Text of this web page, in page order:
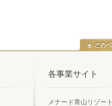
各事業サイト
メナード青山リゾート